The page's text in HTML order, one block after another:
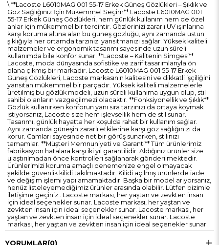
\ **Lacoste L6010MAG 001 55-17 Erkek Güneş Gözlükleri – Şıklık ve
Göz Sağlığınız İçin Mükemmel Seçim** Lacoste L6010MAG 001
55-17 Erkek Güneş Gözlükleri, hem günlük kullanım hem de özel
anlar için mükemmel bir tercihtir. Gözlerinizi zararlı UV ışınlarına
karşı koruma altına alan bu güneş gözlüğü, aynı zamanda üstün
şıklığıyla her ortamda tarzınızı yansıtmanızı sağlar. Yüksek kaliteli
malzemeler ve ergonomik tasarımı sayesinde uzun süreli
kullanımda bile konfor sunar. **Lacoste – Kalitenin Simgesi**
Lacoste, moda dünyasında sofistike ve zarif tasarımlarıyla ön
plana çıkmış bir markadır. Lacoste L6010MAG 001 55-17 Erkek
Güneş Gözlükleri, Lacoste markasının kalitesini ve dikkatli işçiliğini
yansıtan mükemmel bir parçadır. Yüksek kaliteli malzemelerle
üretilmiş bu gözlük modeli, uzun süreli kullanıma uygun olup, stil
sahibi olanların vazgeçilmezi olacaktır. **Fonksiyonellik ve Şıklık**
Gözlük kullanırken konforun yanı sıra tarzınızı da ortaya koymak
istiyorsanız, Lacoste size hem işlevsellik hem de stil sunar.
Tasarımı, günlük hayatta her koşulda rahat bir kullanım sağlar.
Aynı zamanda güneşin zararlı etkilerine karşı göz sağlığınızı da
korur. Camları sayesinde net bir görüş sunarken, stilinizi
tamamlar. **Müşteri Memnuniyeti ve Garanti** Tüm ürünlerimiz
fabrikasyon hatalara karşı iki yıl garantilidir. Aldığınız ürünler size
ulaştırılmadan önce kontrolleri sağlanarak gönderilmektedir.
Ürünlerimizi koruma amaçlı denemenize engel olmayacak
şekilde güvenlik kilidi takılmaktadır. Kilidi açılmış ürünlerde iade
ve değişim işlemi yapılamamaktadır. Başka bir model arıyorsanız,
henüz listeleyemediğimiz ürünler arasında olabilir. Lütfen bizimle
iletişime geçiniz.. Lacoste markası, her yaştan ve zevkten insan
için ideal seçenekler sunar. Lacoste markası, her yaştan ve
zevkten insan için ideal seçenekler sunar. Lacoste markası, her
yaştan ve zevkten insan için ideal seçenekler sunar. Lacoste
markası, her yaştan ve zevkten insan için ideal seçenekler sunar.
YORUMLAR(0)